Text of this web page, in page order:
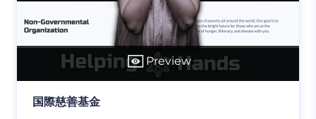
Preview
国際慈善基金